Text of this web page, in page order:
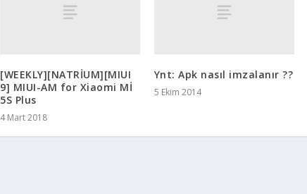
[WEEKLY][NATRİUM][MIUI
9] MIUI-AM for Xiaomi Mİ
5S Plus
4 Mart 2018
Ynt: Apk nasıl imzalanır ??
5 Ekim 2014